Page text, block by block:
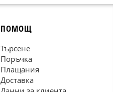
ПОМОЩ
Търсене
Поръчка
Плащания
Доставка